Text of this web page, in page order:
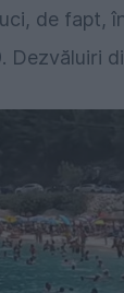
de fapt,
Dezvăluiri